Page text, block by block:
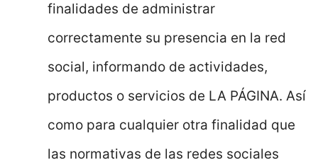
finalidades de administrar
correctamente su presencia en la red
social, informando de actividades,
productos o servicios de LA PÁGINA. Así
como para cualquier otra finalidad que
las normativas de las redes sociales